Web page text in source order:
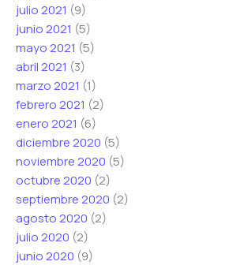
julio 2021 (9)
junio 2021 (5)
mayo 2021 (5)
abril 2021 (3)
marzo 2021 (1)
febrero 2021 (2)
enero 2021 (6)
diciembre 2020 (5)
noviembre 2020 (5)
octubre 2020 (2)
septiembre 2020 (2)
agosto 2020 (2)
julio 2020 (2)
junio 2020 (9)